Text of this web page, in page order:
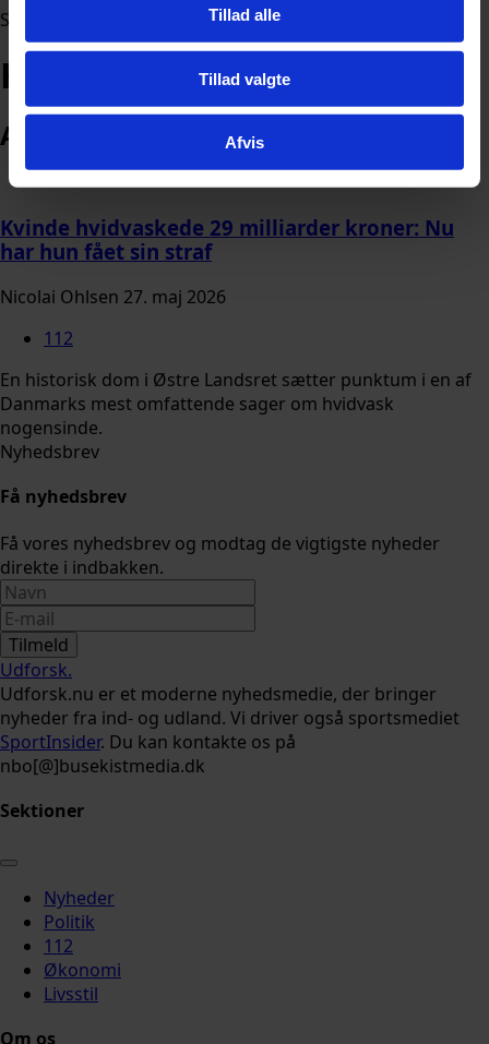
Tillad alle
Tillad valgte
Afvis
Sektion
Hvidvask
Arkiv
Kvinde hvidvaskede 29 milliarder kroner: Nu
har hun fået sin straf
Nicolai Ohlsen 27. maj 2026
112
En historisk dom i Østre Landsret sætter punktum i en af
Danmarks mest omfattende sager om hvidvask
nogensinde.
Nyhedsbrev
Få nyhedsbrev
Få vores nyhedsbrev og modtag de vigtigste nyheder
direkte i indbakken.
Tilmeld
Udforsk.
Udforsk.nu er et moderne nyhedsmedie, der bringer
nyheder fra ind- og udland. Vi driver også sportsmediet
SportInsider. Du kan kontakte os på
nbo[@]busekistmedia.dk
Sektioner
Nyheder
Politik
112
Økonomi
Livsstil
Om os